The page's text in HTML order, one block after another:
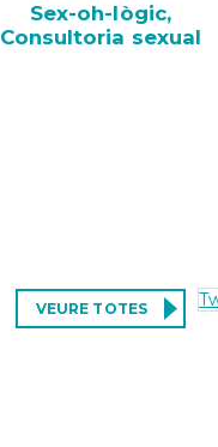
Sex-oh-lògic,
Consultoria sexual
VEURE TOTES